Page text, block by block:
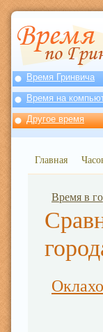
Время Гринвича
Время на
Другое время
Главная
Время в